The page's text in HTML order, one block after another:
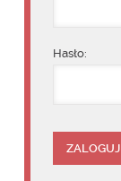
Hasło: